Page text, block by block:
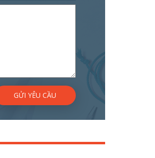
GỬI YÊU CẦU